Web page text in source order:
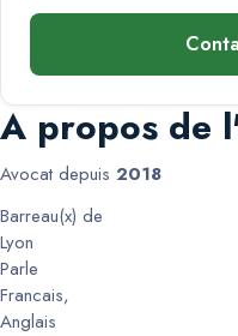
A propos de
Avocat depuis 2018
Barreau(x) de
Lyon
Parle
Francais,
Anglais